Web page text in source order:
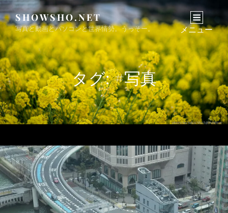
SHOWSHO.NET
写真と動画とパソコンと世界情勢。うっそー。 メニュー
タグ:#写真